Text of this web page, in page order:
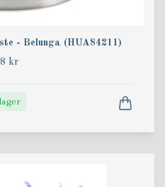
- Belunga (HUA84211)
kr